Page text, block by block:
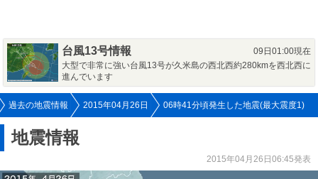
台風13号情報
09日01:00現在
大型で非常に強い台風13号が久米島の西北西約280kmを西北西に
進んでいます
過去の地震情報 2015年04月26日 06時41分頃発生した地震(最大震度1)
地震情報
2015年04月26日06:45発表